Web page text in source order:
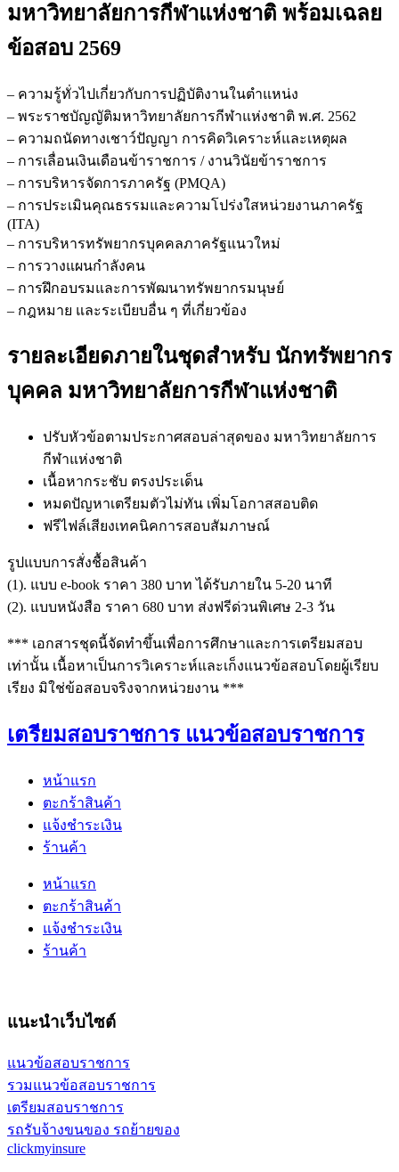
มหาวิทยาลัย
การ
แห่ง
ชาติ
ชิ้น
มหาวิทยาลัยการกีฬาแห่งชาติ พร้อมเฉลย
ข้อสอบ 2569
– ความรู้ทั่วไปเกี่ยวกับการปฏิบัติงานในตำแหน่ง
– พระราชบัญญัติมหาวิทยาลัยการกีฬาแห่งชาติ พ.ศ. 2562
– ความถนัดทางเชาว์ปัญญา การคิดวิเคราะห์และเหตุผล
– การเลื่อนเงินเดือนข้าราชการ / งานวินัยข้าราชการ
– การบริหารจัดการภาครัฐ (PMQA)
– การประเมินคุณธรรมและความโปร่งใสหน่วยงานภาครัฐ
(ITA)
– การบริหารทรัพยากรบุคคลภาครัฐแนวใหม่
– การวางแผนกำลังคน
– การฝึกอบรมและการพัฒนาทรัพยากรมนุษย์
– กฎหมาย และระเบียบอื่น ๆ ที่เกี่ยวข้อง
รายละเอียดภายในชุดสำหรับ นักทรัพยากร
บุคคล มหาวิทยาลัยการกีฬาแห่งชาติ
ปรับหัวข้อตามประกาศสอบล่าสุดของ มหาวิทยาลัยการ
กีฬาแห่งชาติ
เนื้อหากระชับ ตรงประเด็น
หมดปัญหาเตรียมตัวไม่ทัน เพิ่มโอกาสสอบติด
ฟรีไฟล์เสียงเทคนิคการสอบสัมภาษณ์
รูปแบบการสั่งชื้อสินค้า
(1). แบบ e-book ราคา 380 บาท ได้รับภายใน 5-20 นาที
(2). แบบหนังสือ ราคา 680 บาท ส่งฟรีด่วนพิเศษ 2-3 วัน
*** เอกสารชุดนี้จัดทำขึ้นเพื่อการศึกษาและการเตรียมสอบ
เท่านั้น เนื้อหาเป็นการวิเคราะห์และเก็งแนวข้อสอบโดยผู้เรียบ
เรียง มิใช่ข้อสอบจริงจากหน่วยงาน ***
เตรียมสอบราชการ แนวข้อสอบราชการ
หน้าแรก
ตะกร้าสินค้า
แจ้งชำระเงิน
ร้านค้า
หน้าแรก
ตะกร้าสินค้า
แจ้งชำระเงิน
ร้านค้า
แนะนำเว็บไซต์
แนวข้อสอบราชการ
รวมแนวข้อสอบราชการ
เตรียมสอบราชการ
รถรับจ้างขนของ รถย้ายของ
clickmyinsure